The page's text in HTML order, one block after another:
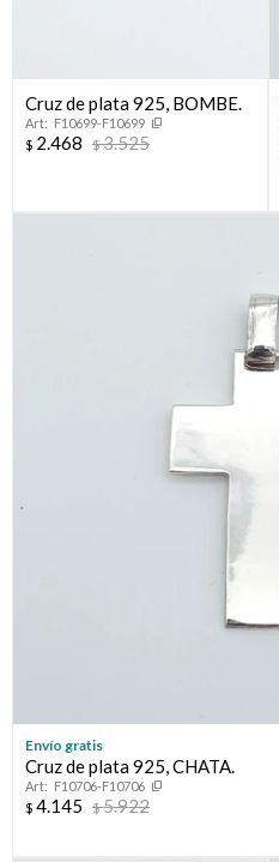
Cruz de plata 925, BOMBE.
F10699-F10699
$ 2.468 $3.525
Envío gratis
Cruz de plata 925, CHATA.
F10706-F10706
$ 4.145 $5.922